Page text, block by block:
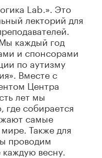
Lab.». Это
лекторий для
каждый год
и спонсорами
по аутизму
Вместе с
Центра
лет мы
собирается
самые
Также для
проводим
весну.